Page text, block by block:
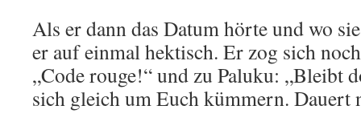
Als er dann das Datum hörte und wo
er auf einmal hektisch. Er zog sich
„Code rouge!“ und zu Paluku: „Bleibt
sich gleich um Euch kümmern.